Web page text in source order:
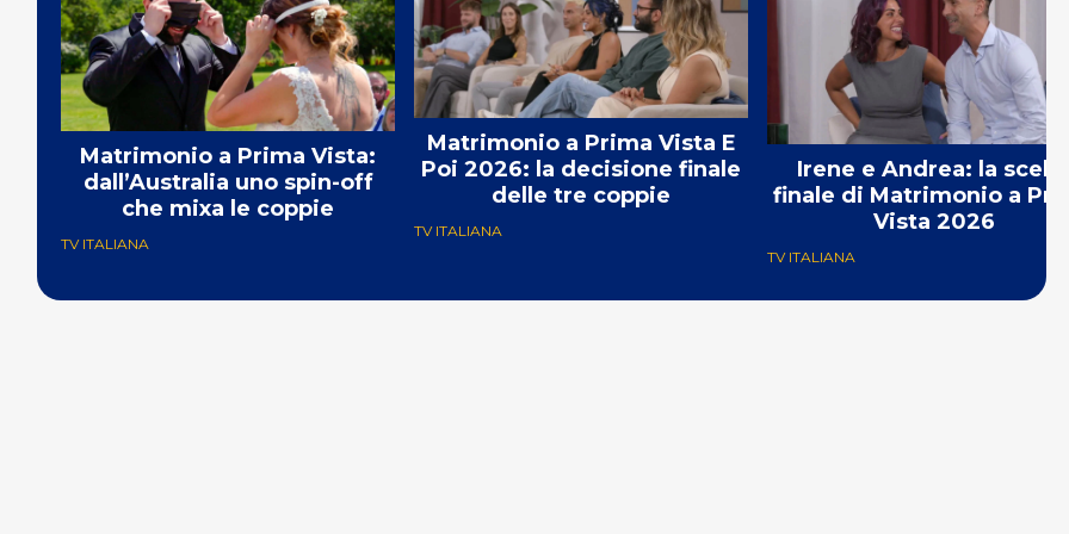
Matrimonio a Prima Vista:
dall’Australia uno spin-off
che mixa le coppie
TV ITALIANA
Matrimonio a Prima Vista E
Poi 2026: la decisione finale
delle tre coppie
TV ITALIANA
Irene e Andrea: la scelta
finale di Matrimonio a
Vista 2026
TV ITALIANA